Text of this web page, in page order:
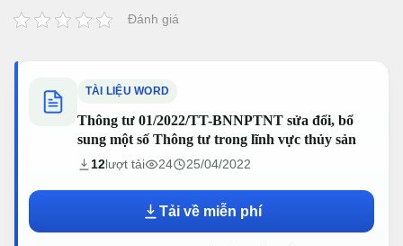
Đánh giá
TÀI LIỆU WORD
Thông tư 01/2022/TT-BNNPTNT sửa đổi, bổ
sung một số Thông tư trong lĩnh vực thủy sản
12 lượt tải 24 25/04/2022
Tải về miễn phí